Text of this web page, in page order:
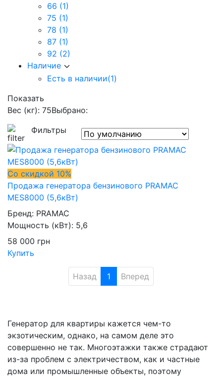
66 (1)
75 (1)
78 (1)
87 (1)
92 (2)
Наличие
Есть в наличии(1)
Показать
Вес (кг): 75Выбрано:
Фильтры
Со скидкой 10%
Продажа генератора бензинового PRAMAC
MES8000 (5,6кВт)
Бренд: PRAMAC
Мощность (кВт): 5,6
58 000 грн
Купить
Назад 1 Вперед
Генератор для квартиры кажется чем-то
экзотическим, однако, на самом деле это
совершенно не так. Многоэтажки также страдают
из-за проблем с электричеством, как и частные
дома или промышленные объекты, поэтому